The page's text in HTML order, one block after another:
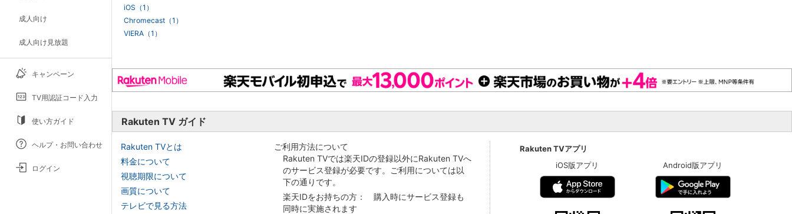
成人向け
成人向け見放題
キャンペーン
TV用認証コード入力
使い方ガイド
ヘルプ・お問い合わせ
ログイン
iOS（1）
Chromecast（1）
VIERA（1）
Rakuten TV ガイド
Rakuten TVとは
料金について
視聴期限について
画質について
テレビで見る方法
ご利用方法について
Rakuten TVでは楽天IDの登録以外にRakuten TVへ
のサービス登録が必要です。ご利用については以
下の通りです。
楽天IDをお持ちの方： 購入時にサービス登録も
同時に実施されます
Rakuten TVアプリ
iOS版アプリ
Android版アプリ